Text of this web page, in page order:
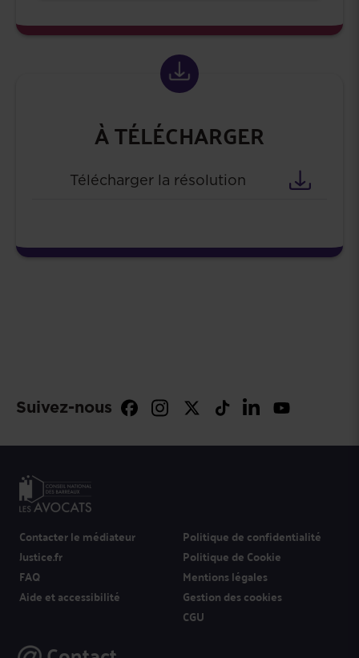
À TÉLÉCHARGER
Télécharger la résolution
Suivez-nous
Contacter le médiateur
Justice.fr
FAQ
Aide et accessibilité
Politique de confidentialité
Politique de Cookie
Mentions légales
Gestion des cookies
CGU